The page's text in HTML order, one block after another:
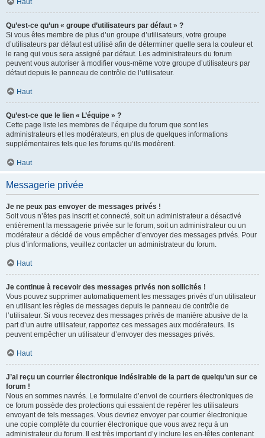
Haut
Qu’est-ce qu’un « groupe d’utilisateurs par défaut » ?
Si vous êtes membre de plus d’un groupe d’utilisateurs, votre groupe
d’utilisateurs par défaut est utilisé afin de déterminer quelle sera la couleur et
le rang qui vous sera assigné par défaut. Les administrateurs du forum
peuvent vous autoriser à modifier vous-même votre groupe d’utilisateurs par
défaut depuis le panneau de contrôle de l’utilisateur.
Haut
Qu’est-ce que le lien « L’équipe » ?
Cette page liste les membres de l’équipe du forum que sont les
administrateurs et les modérateurs, en plus de quelques informations
supplémentaires tels que les forums qu’ils modèrent.
Haut
Messagerie privée
Je ne peux pas envoyer de messages privés !
Soit vous n’êtes pas inscrit et connecté, soit un administrateur a désactivé
entièrement la messagerie privée sur le forum, soit un administrateur ou un
modérateur a décidé de vous empêcher d’envoyer des messages privés. Pour
plus d’informations, veuillez contacter un administrateur du forum.
Haut
Je continue à recevoir des messages privés non sollicités !
Vous pouvez supprimer automatiquement les messages privés d’un utilisateur
en utilisant les règles de messages depuis le panneau de contrôle de
l’utilisateur. Si vous recevez des messages privés de manière abusive de la
part d’un autre utilisateur, rapportez ces messages aux modérateurs. Ils
peuvent empêcher un utilisateur d’envoyer des messages privés.
Haut
J’ai reçu un courrier électronique indésirable de la part de quelqu’un sur ce
forum !
Nous en sommes navrés. Le formulaire d’envoi de courriers électroniques de
ce forum possède des protections qui essaient de repérer les utilisateurs
envoyant de tels messages. Vous devriez envoyer par courrier électronique
une copie complète du courrier électronique que vous avez reçu à un
administrateur du forum. Il est très important d’y inclure les en-têtes contenant